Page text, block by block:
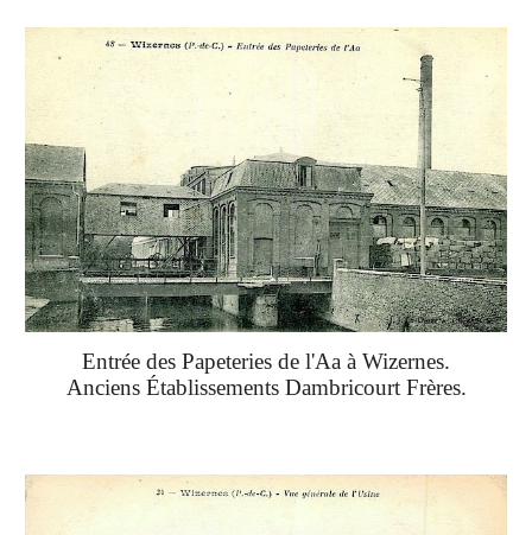
Entrée des Papeteries de l'Aa à Wizernes.
Anciens Établissements Dambricourt Frères.